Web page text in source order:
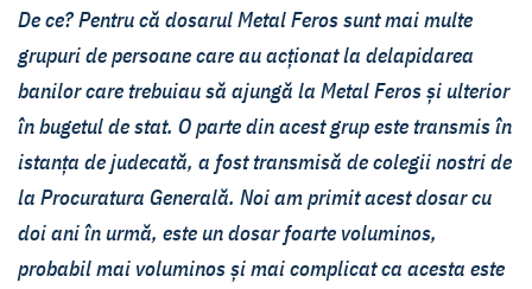
De ce? Pentru că dosarul Metal Feros sunt mai multe
grupuri de persoane care au acționat la delapidarea
banilor care trebuiau să ajungă la Metal Feros și ulterior
în bugetul de stat. O parte din acest grup este transmis în
istanța de judecată, a fost transmisă de colegii nostri de
la Procuratura Generală. Noi am primit acest dosar cu
doi ani în urmă, este un dosar foarte voluminos,
probabil mai voluminos și mai complicat ca acesta este